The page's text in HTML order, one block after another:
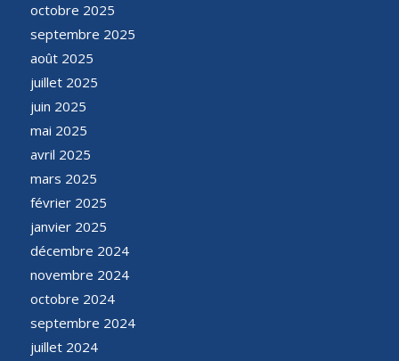
octobre 2025
septembre 2025
août 2025
juillet 2025
juin 2025
mai 2025
avril 2025
mars 2025
février 2025
janvier 2025
décembre 2024
novembre 2024
octobre 2024
septembre 2024
juillet 2024